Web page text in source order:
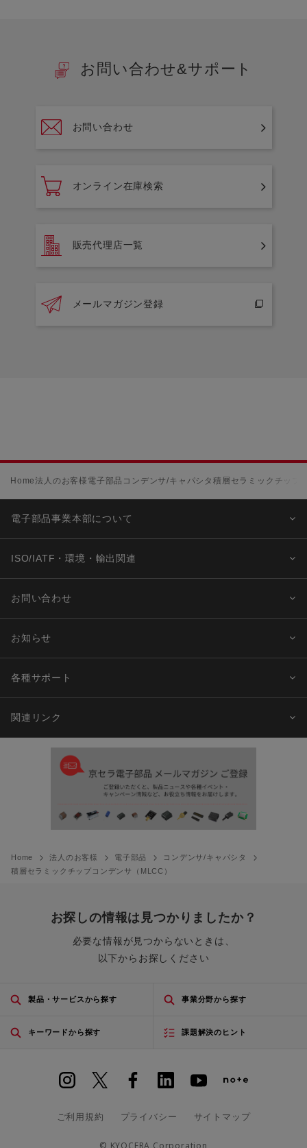
お問い合わせ&サポート
お問い合わせ
オンライン在庫検索
販売代理店一覧
メールマガジン登録
Home法人のお客様 電子部品 コンデンサ/キャパシタ積層セラミックチップ
電子部品事業本部について
ISO/IATF・環境・輸出関連
お問い合わせ
お知らせ
各種サポート
関連リンク
Home 法人のお客様 電子部品
コンデンサ/キャパシタ
積層セラミックチップコンデンサ（MLCC）
お探しの情報は見つかりましたか？
必要な情報が見つからないときは、
以下からお探しください
製品・サービスから探す 事業分野から探す
キーワードから探す 課題解決のヒント
ご利用規約 プライバシー サイトマップ
© KYOCERA Corporation